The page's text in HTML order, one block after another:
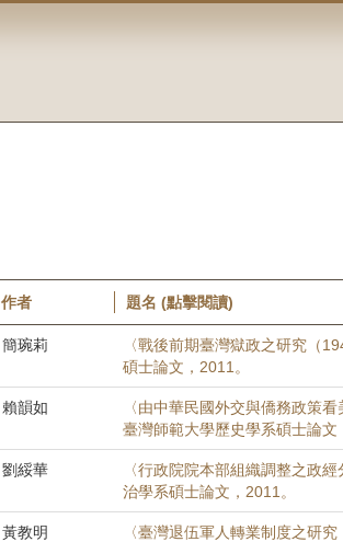
作者 題名 (點擊閱讀)
簡琬莉
〈戰後前期臺灣獄政之研究（
碩士論文，2011。
賴韻如
〈由中華民國外交與僑務政策
臺灣師範大學歷史學系碩士論文
劉綏華
〈行政院院本部組織調整之政
治學系碩士論文，2011。
黃教明
〈臺灣退伍軍人轉業制度之研